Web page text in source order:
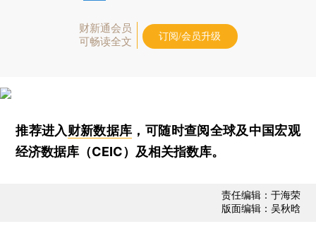
财新通会员
可畅读全文
订阅/会员升级
推荐进入财新数据库 ，可随时查阅全球及中国宏观
经济数据库（CEIC）及相关指数库。
责任编辑：于海荣
版面编辑：吴秋晗